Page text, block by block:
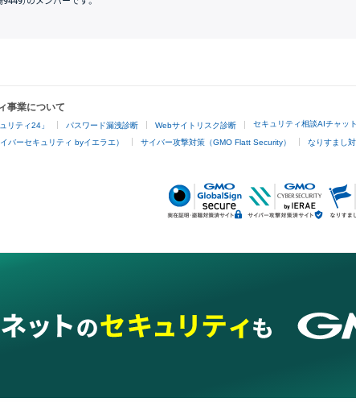
事業について
リティ24」 パスワード漏洩診断 Webサイトリスク診断 セキュリティ相談AIチャッ
バーセキュリティ byイエラエ） サイバー攻撃対策（GMO Flatt Security） なりすまし